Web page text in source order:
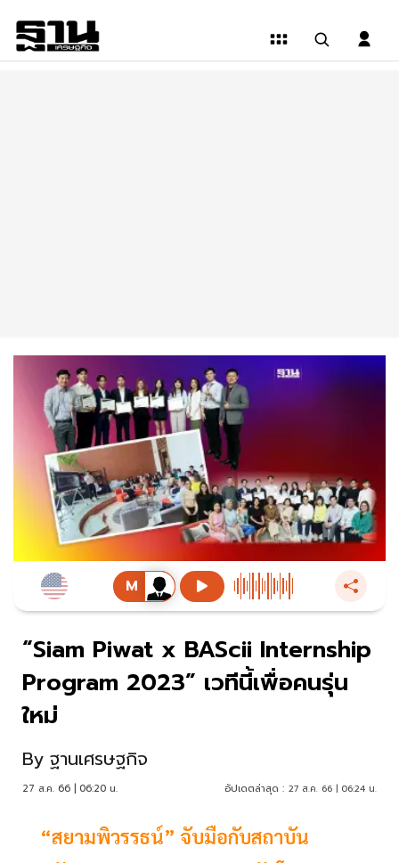
“Siam Piwat x BAScii Internship
Program 2023” เวทีนี้เพื่อคนรุ่น
ใหม่
By ฐานเศรษฐกิจ
27 ส.ค. 66 | 06:20 น. อัปเดตล่าสุด : 27 ส.ค. 66 | 06:24 น.
“สยามพิวรรธน์” จับมือกับสถาบัน